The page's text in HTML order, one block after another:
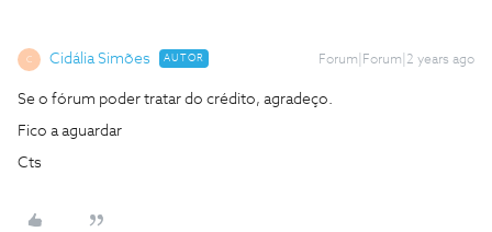
C Cidália Simões AUTOR Forum|Forum|2 years ago
Se o fórum poder tratar do crédito, agradeço.
Fico a aguardar
Cts